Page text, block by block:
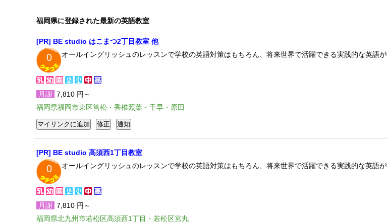
福岡県に登録された最新の英語教室
[PR] BE studio はこまつ2丁目教室 他
0 オールイングリッシュのレッスンで学校の英語対策はもちろん、将来世界で活躍できる実践的な英語
月謝 7,810 円～
福岡県福岡市東区筥松・香椎照葉・千早・原田
[PR] BE studio 高須西1丁目教室
0 オールイングリッシュのレッスンで学校の英語対策はもちろん、将来世界で活躍できる実践的な英語
月謝 7,810 円～
福岡県北九州市若松区高須西1丁目・若松区宮丸